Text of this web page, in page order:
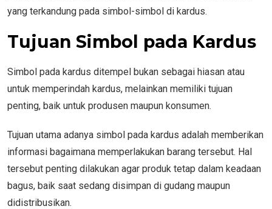
yang terkandung pada simbol-simbol di kardus.
Tujuan Simbol pada Kardus
Simbol pada kardus ditempel bukan sebagai hiasan atau
untuk memperindah kardus, melainkan memiliki tujuan
penting, baik untuk produsen maupun konsumen.
Tujuan utama adanya simbol pada kardus adalah memberikan
informasi bagaimana memperlakukan barang tersebut. Hal
tersebut penting dilakukan agar produk tetap dalam keadaan
bagus, baik saat sedang disimpan di gudang maupun
didistribusikan.